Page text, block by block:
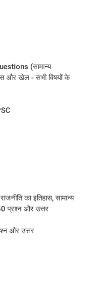
(सामान्य
और खेल - सभी विषयों के
का इतिहास, सामान्य
प्रश्न और उत्तर
और उत्तर